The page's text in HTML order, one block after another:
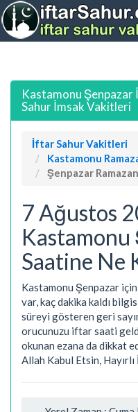
Kastamonu
Sahur İmsak Vakitleri
İftar Sahur Vakitleri
Kastamonu
Şenpazar
7 Ağustos
Saatine Ne
Kastamonu Şenpazar
var, kaç dakika kaldı
süreyi gösteren geri
orucunuzu iftar saati
okunan ezana da dikkat
Allah Kabul Etsin,